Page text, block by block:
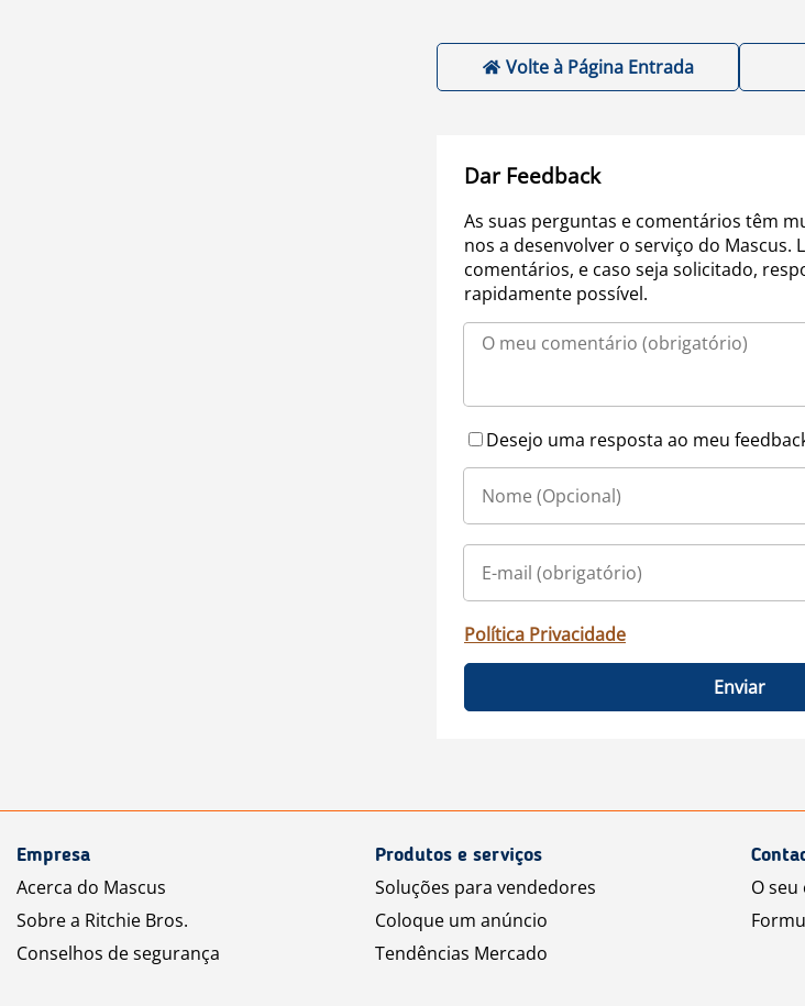
Volte à Página Entrada
Dar Feedback
As suas perguntas e comentários têm
nos a desenvolver o serviço do Mascus.
comentários, e caso seja solicitado,
rapidamente possível.
Desejo uma resposta ao meu
Política Privacidade
Enviar
Empresa
Acerca do Mascus
Sobre a Ritchie Bros.
Conselhos de segurança
Produtos e serviços
Soluções para vendedores
Coloque um anúncio
Tendências Mercado
O